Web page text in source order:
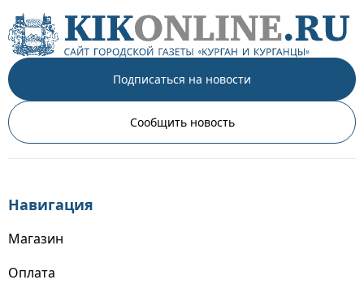
Подписаться на новости
Сообщить новость
Навигация
Магазин
Оплата